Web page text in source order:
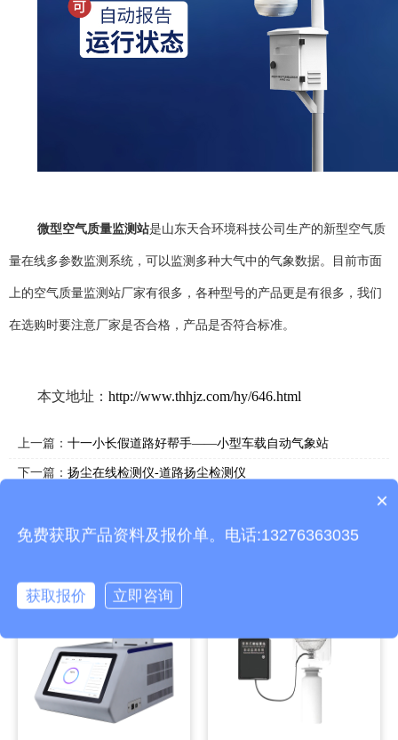
微型空气质量监测站是山东天合环境科技公司生产的新型空气质
量在线多参数监测系统， 可以监测多种大气中的气象数据。目前市面
上的空气质量监测站厂家有很多，各种型号的产品更是有很多，我们
在选购时要注意厂家是否合格，产品是否符合标准。
本文地址： http://www.thhjz.com/hy/646.html
上一篇： 十一小长假道路好帮手——小型车载自动气象站
下一篇： 扬尘在线检测仪-道路扬尘检测仪
相关产品
产品包含安装吗？
×
免费获取产品资料及报价单。电话:13276363035
获取报价 立即咨询